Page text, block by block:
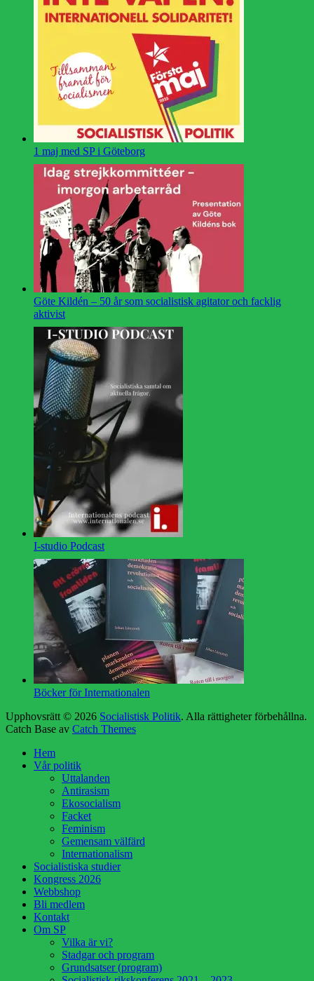
1 maj med SP i Göteborg
Göte Kildén – 50 år som socialistisk agitator och facklig
aktivist
I-studio Podcast
Böcker för Internationalen
Upphovsrätt © 2026 Socialistisk Politik. Alla rättigheter förbehållna.
Catch Base av Catch Themes
Hem
Vår politik
Uttalanden
Antirasism
Ekosocialism
Facket
Feminism
Gemensam välfärd
Internationalism
Socialistiska studier
Kongress 2026
Webbshop
Bli medlem
Kontakt
Om SP
Vilka är vi?
Stadgar och program
Grundsatser (program)